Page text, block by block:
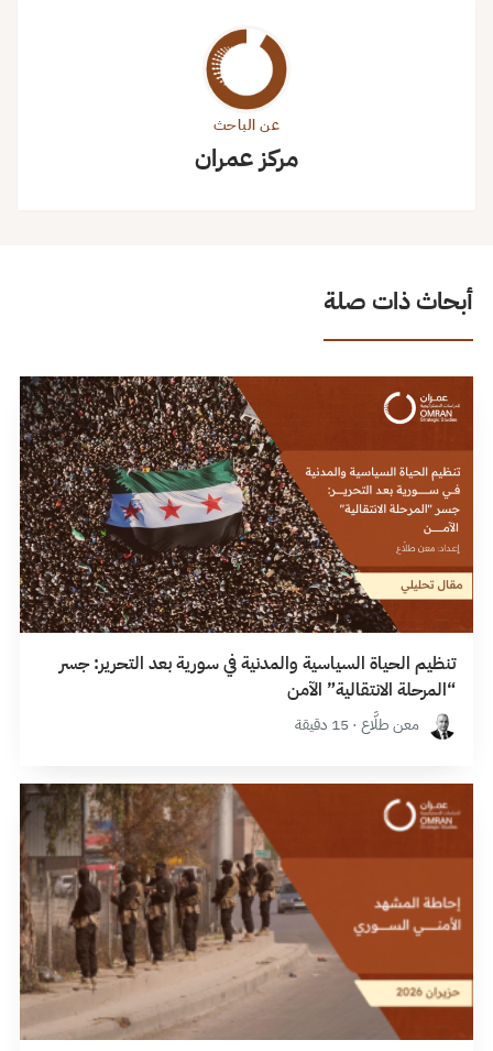
عن الباحث
مركز عمران
أبحاث ذات صلة
تنظيم الحياة السياسية والمدنية في سورية بعد التحرير: جسر
“المرحلة الانتقالية” الآمن
معن طلَّاع · 15 دقيقة